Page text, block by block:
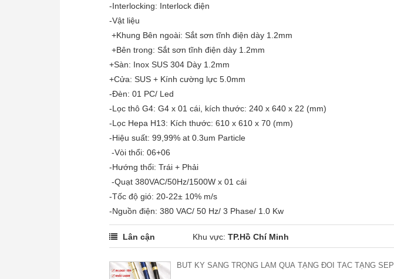
-Interlocking: Interlock điện
-Vật liệu
+Khung Bên ngoài: Sắt sơn tĩnh điện dày 1.2mm
+Bên trong: Sắt sơn tĩnh điện dày 1.2mm
+Sàn: Inox SUS 304 Dày 1.2mm
+Cửa: SUS + Kính cường lực 5.0mm
-Đèn: 01 PC/ Led
-Lọc thô G4: G4 x 01 cái, kích thước: 240 x 640 x 22 (mm)
-Lọc Hepa H13: Kích thước: 610 x 610 x 70 (mm)
-Hiệu suất: 99,99% at 0.3um Particle
-Vòi thổi: 06+06
-Hướng thổi: Trái + Phải
-Quạt 380VAC/50Hz/1500W x 01 cái
-Tốc độ gió: 20-22± 10% m/s
-Nguồn điện: 380 VAC/ 50 Hz/ 3 Phase/ 1.0 Kw
Lân cận Khu vực:TP.Hồ Chí Minh
BÚT KÝ SANG TRỌNG LÀM QUÀ TẶNG ĐỐI TÁC TẶNG SẾP